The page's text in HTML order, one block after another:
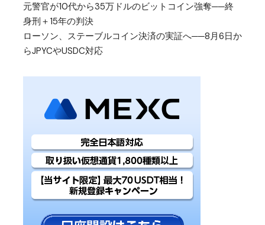
元警官が10代から35万ドルのビットコイン強奪──終
身刑＋15年の判決
ローソン、ステーブルコイン決済の実証へ──8月6日か
らJPYCやUSDC対応